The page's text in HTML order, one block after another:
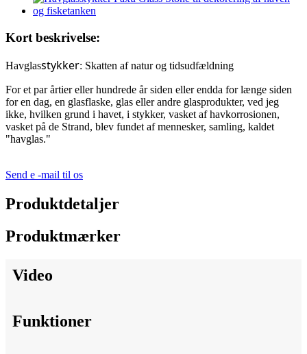
Kort beskrivelse:
Havglasstykker: Skatten af ​​natur og tidsudfældning
For et par årtier eller hundrede år siden eller endda for længe siden
for en dag, en glasflaske, glas eller andre glasprodukter, ved jeg
ikke, hvilken grund i havet, i stykker, vasket af havkorrosionen,
vasket på de Strand, blev fundet af mennesker, samling, kaldet
"havglas."
Send e -mail til os
Produktdetaljer
Produktmærker
Video
Funktioner